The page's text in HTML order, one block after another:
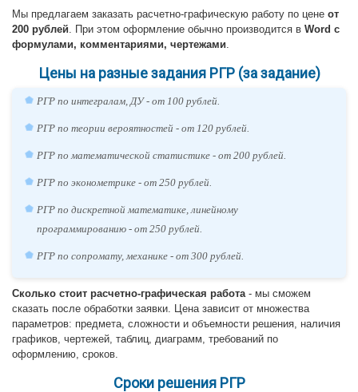
Мы предлагаем заказать расчетно-графическую работу по цене от
200 рублей . При этом оформление обычно производится в Word с
формулами, комментариями, чертежами
Цены на разные задания РГР (за задание)
РГР по интегралам, ДУ - от 100 рублей.
РГР по теории вероятностей - от 120 рублей.
РГР по математической статистике - от 200 рублей.
РГР по эконометрике - от 250 рублей.
РГР по дискретной математике, линейному
программированию - от 250 рублей.
РГР по сопромату, механике - от 300 рублей.
Сколько стоит расчетно-графическая работа - мы сможем
сказать после обработки заявки. Цена зависит от множества
параметров: предмета, сложности и объемности решения, наличия
графиков, чертежей, таблиц, диаграмм, требований по
оформлению, сроков.
Сроки решения РГР